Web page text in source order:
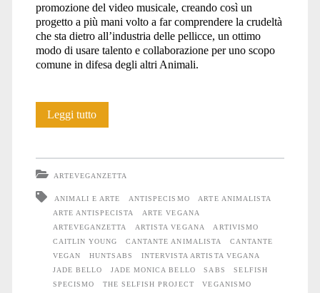
promozione del video musicale, creando così un
progetto a più mani volto a far comprendere la crudeltà
che sta dietro all’industria delle pellicce, un ottimo
modo di usare talento e collaborazione per uno scopo
comune in difesa degli altri Animali.
Leggi tuttoVyla
ARTEVEGANZETTA
ANIMALI E ARTE ANTISPECISMO
ARTE ANIMALISTA
ARTE ANTISPECISTA
ARTE VEGANA
ARTEVEGANZETTA
ARTISTA VEGANA
ARTIVISMO
CAITLIN YOUNG
CANTANTE ANIMALISTA
CANTANTE
VEGAN
HUNTSABS
INTERVISTA ARTISTA VEGANA
JADE BELLO
JADE MONICA BELLO SABS
SELFISH
SPECISMO
THE SELFISH PROJECT
VEGANISMO